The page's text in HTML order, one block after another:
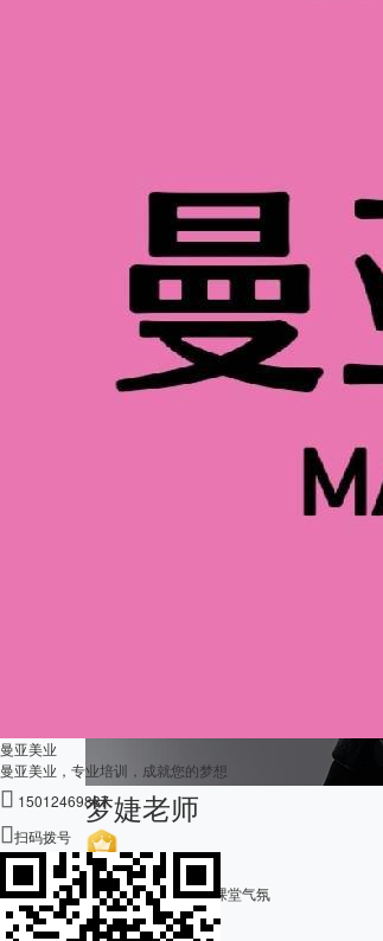
曼亚美业
曼亚美业，专业培训，成就您的梦想
 15012469837
扫码拨号
梦婕老师
化妆师考评员
个人优势：善于调节课堂气氛